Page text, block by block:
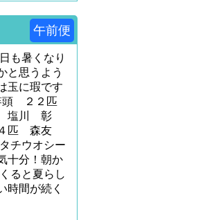
午前便
も暑くなり
と思うよう
玉に瑕です
頭 ２２匹
川 彰
森友
ウオシー
十分！朝か
ると夏らし
時間が続く